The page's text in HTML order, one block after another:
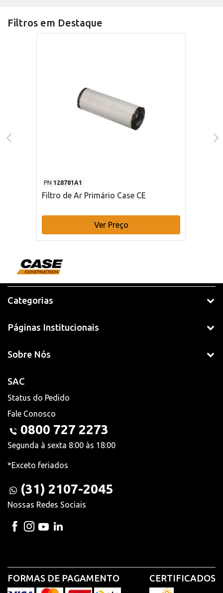
Filtros em Destaque
PN 128781A1
Filtro de Ar Primário Case CE
Ver Preço
Categorias
Páginas Institucionais
Sobre Nós
SAC
Status do Pedido
Fale Conosco
0800 727 2273
Segunda à sexta 8:00 às 18:00
*Exceto feriados
(31) 2107-2045
Nossas Redes Sociais
FORMAS DE PAGAMENTO CERTIFICADOS